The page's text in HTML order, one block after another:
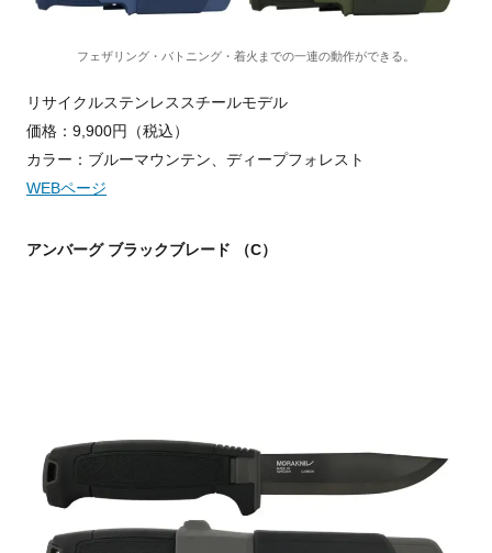
フェザリング・バトニング・着火までの一連の動作ができる。
リサイクルステンレススチールモデル
価格：9,900円（税込）
カラー：ブルーマウンテン、ディープフォレスト
WEBページ
アンバーグ ブラックブレード （C）